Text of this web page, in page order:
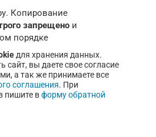
Копирование
запрещено и
порядке
для хранения данных.
сайт, вы даете свое согласие
а так же принимаете все
соглашения. При
пишите вформу обратной